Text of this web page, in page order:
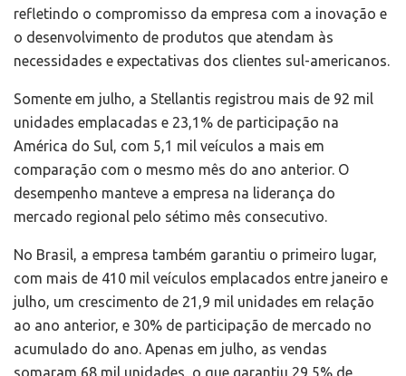
refletindo o compromisso da empresa com a inovação e
o desenvolvimento de produtos que atendam às
necessidades e expectativas dos clientes sul-americanos.
Somente em julho, a Stellantis registrou mais de 92 mil
unidades emplacadas e 23,1% de participação na
América do Sul, com 5,1 mil veículos a mais em
comparação com o mesmo mês do ano anterior. O
desempenho manteve a empresa na liderança do
mercado regional pelo sétimo mês consecutivo.
No Brasil, a empresa também garantiu o primeiro lugar,
com mais de 410 mil veículos emplacados entre janeiro e
julho, um crescimento de 21,9 mil unidades em relação
ao ano anterior, e 30% de participação de mercado no
acumulado do ano. Apenas em julho, as vendas
somaram 68 mil unidades, o que garantiu 29,5% de